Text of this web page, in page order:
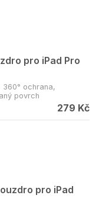
pro iPad Pro
360° ochrana,
povrch
279 Kč
pro iPad